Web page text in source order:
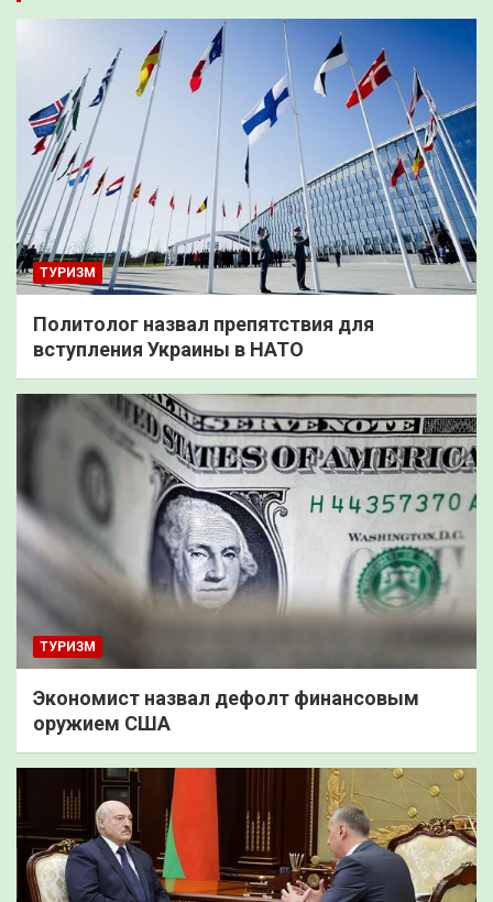
ТУРИЗМ
Политолог назвал препятствия для
вступления Украины в НАТО
ТУРИЗМ
Экономист назвал дефолт финансовым
оружием США